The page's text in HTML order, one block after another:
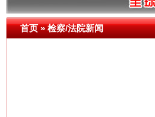
首页»检察/法院新闻